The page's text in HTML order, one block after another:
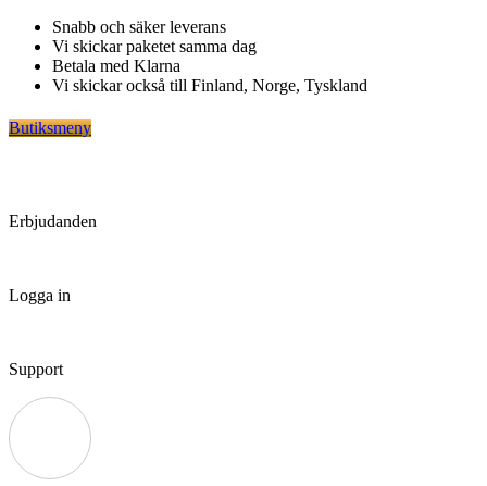
Hoppa
innehåll
Snabb och säker leverans
Vi skickar paketet samma dag
Betala med Klarna
Vi skickar också till Finland, Norge, Tyskland
Butiksmeny
Erbjudanden
Logga in
Support